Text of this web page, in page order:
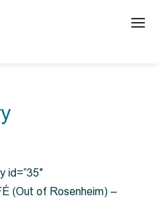
id=”35″
(Out of Rosenheim) –